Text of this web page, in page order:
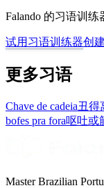
Falando 的习语训
试用习语训练器创
更多习语
Chave de cadeia丑得
bofes pra fora呕吐或
Master Brazilian